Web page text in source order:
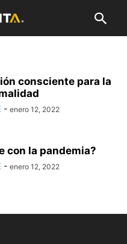
consciente para la
- enero 12, 2022
con la pandemia?
- enero 12, 2022